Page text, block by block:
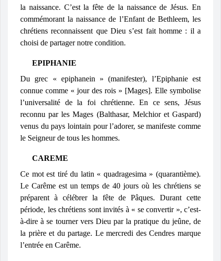
la naissance. C’est la fête de la naissance de Jésus. En
commémorant la naissance de l’Enfant de Bethleem, les
chrétiens reconnaissent que Dieu s’est fait homme : il a
choisi de partager notre condition.
EPIPHANIE
Du grec « epiphanein » (manifester), l’Epiphanie est
connue comme « jour des rois » [Mages]. Elle symbolise
l’universalité de la foi chrétienne. En ce sens, Jésus
reconnu par les Mages (Balthasar, Melchior et Gaspard)
venus du pays lointain pour l’adorer, se manifeste comme
le Seigneur de tous les hommes.
CAREME
Ce mot est tiré du latin « quadragesima » (quarantième).
Le Carême est un temps de 40 jours où les chrétiens se
préparent à célébrer la fête de Pâques. Durant cette
période, les chrétiens sont invités à « se convertir », c’est-
à-dire à se tourner vers Dieu par la pratique du jeûne, de
la prière et du partage. Le mercredi des Cendres marque
l’entrée en Carême.